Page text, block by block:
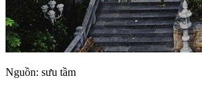
Nguồn: sưu tầm